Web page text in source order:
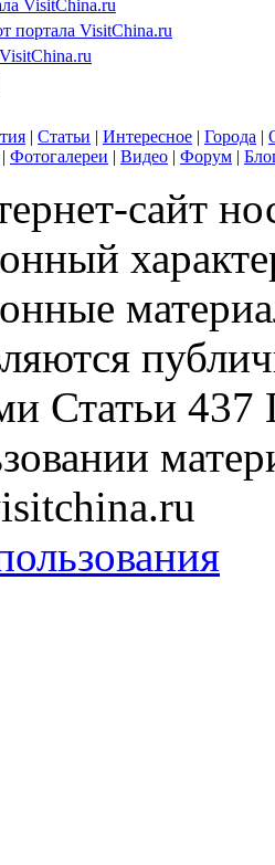
VisitChina.ru
портала VisitChina.ru
| Статьи | Интересное | Города |
| Фотогалереи | Видео | Форум |
сайт
Статьи 437